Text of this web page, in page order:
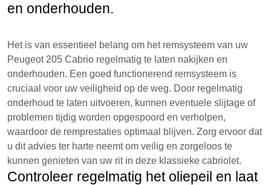
en onderhouden.
Het is van essentieel belang om het remsysteem van uw
Peugeot 205 Cabrio regelmatig te laten nakijken en
onderhouden. Een goed functionerend remsysteem is
cruciaal voor uw veiligheid op de weg. Door regelmatig
onderhoud te laten uitvoeren, kunnen eventuele slijtage of
problemen tijdig worden opgespoord en verholpen,
waardoor de remprestaties optimaal blijven. Zorg ervoor dat
u dit advies ter harte neemt om veilig en zorgeloos te
kunnen genieten van uw rit in deze klassieke cabriolet.
Controleer regelmatig het oliepeil en laat